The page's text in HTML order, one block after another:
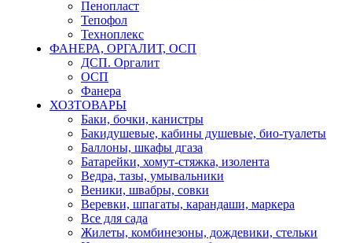
Пенопласт
Тепофол
Техноплекс
ФАНЕРА, ОРГАЛИТ, ОСП
ДСП. Оргалит
ОСП
Фанера
ХОЗТОВАРЫ
Баки, бочки, канистры
Бакидушевые, кабины душевые, био-туалеты
Баллоны, шкафы дгаза
Батарейки, хомут-стяжка, изолента
Ведра, тазы, умывальники
Веники, швабры, совки
Веревки, шпагаты, карандаши, маркера
Все для сада
Жилеты, комбинезоны, дождевики, стельки